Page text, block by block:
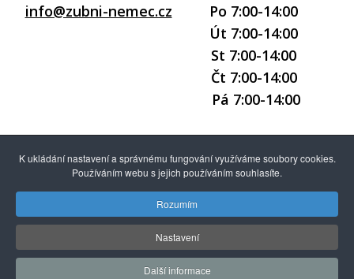
info@zubni-nemec.cz
Po 7:00-14:00
Út 7:00-14:00
St 7:00-14:00
Čt 7:00-14:00
Pá 7:00-14:00
© 2026 ZUBNÍ ORDINACE
MUDr. Radim Němec |
webdesign:Agionet s.r.o.
K ukládání nastavení a správnému fungování využíváme soubory cookies.
Používáním webu s jejich používáním souhlasíte.
Rozumím
Nastavení
Další informace